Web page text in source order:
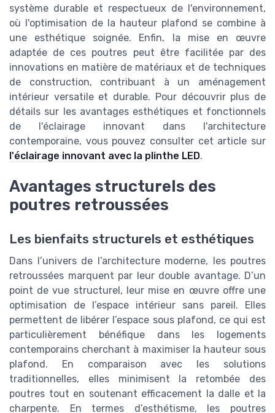
système durable et respectueux de l'environnement,
où l'optimisation de la hauteur plafond se combine à
une esthétique soignée. Enfin, la mise en œuvre
adaptée de ces poutres peut être facilitée par des
innovations en matière de matériaux et de techniques
de construction, contribuant à un aménagement
intérieur versatile et durable. Pour découvrir plus de
détails sur les avantages esthétiques et fonctionnels
de l'éclairage innovant dans l'architecture
contemporaine, vous pouvez consulter cet article sur
l'éclairage innovant avec la plinthe LED.
Avantages structurels des
poutres retroussées
Les bienfaits structurels et esthétiques
Dans l’univers de l’architecture moderne, les poutres
retroussées marquent par leur double avantage. D’un
point de vue structurel, leur mise en œuvre offre une
optimisation de l’espace intérieur sans pareil. Elles
permettent de libérer l’espace sous plafond, ce qui est
particulièrement bénéfique dans les logements
contemporains cherchant à maximiser la hauteur sous
plafond. En comparaison avec les solutions
traditionnelles, elles minimisent la retombée des
poutres tout en soutenant efficacement la dalle et la
charpente. En termes d’esthétisme, les poutres